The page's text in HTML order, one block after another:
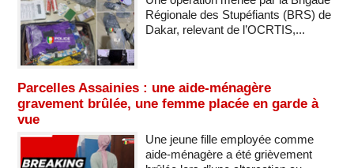
Régionale des Stupéfiants (BRS) de
Dakar, relevant de l’OCRTIS,...
Parcelles Assainies : une aide-ménagère
gravement brûlée, une femme placée en garde à
vue
Une jeune fille employée comme
aide-ménagère a été grièvement